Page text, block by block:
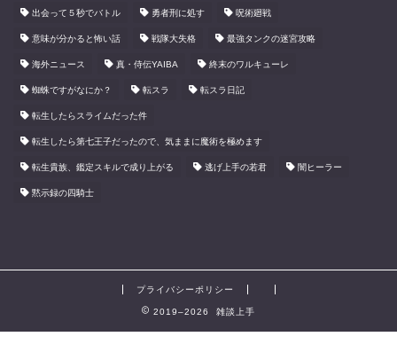
出会って５秒でバトル 勇者刑に処す 呪術廻戦
意味が分かると怖い話 戦隊大失格 最強タンクの迷宮攻略
海外ニュース 真・侍伝YAIBA 終末のワルキューレ
蜘蛛ですがなにか？ 転スラ 転スラ日記
転生したらスライムだった件
転生したら第七王子だったので、気ままに魔術を極めます
転生貴族、鑑定スキルで成り上がる 逃げ上手の若君 闇ヒーラー
黙示録の四騎士
プライバシーポリシー
2019–2026 雑談上手